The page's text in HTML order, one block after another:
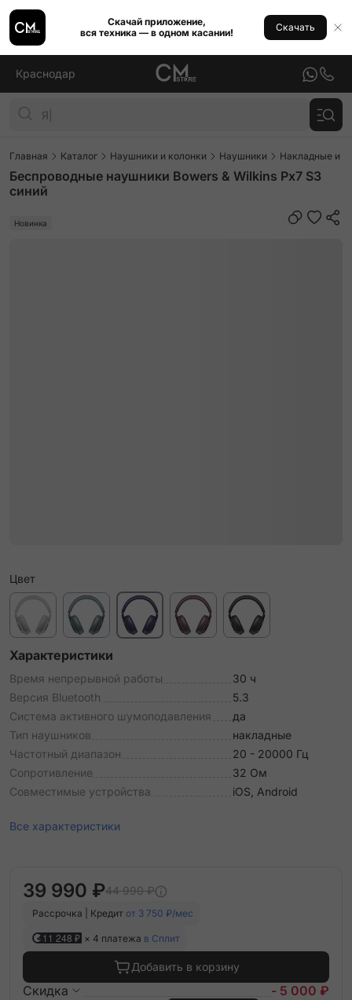
Скачай приложение,
вся техника — в одном касании!
Скачать
Краснодар
Главная Каталог Наушники и колонки Наушники Накладные и
Беспроводные наушники Bowers & Wilkins Px7 S3
синий
Новинка
Цвет
Характеристики
Время непрерывной работы
30 ч
Версия Bluetooth
5.3
Система активного шумоподавления
да
Тип наушников
накладные
Частотный диапазон
20 - 20000 Гц
Сопротивление
32 Ом
Совместимые устройства
iOS, Android
Все характеристики
39 990 ₽44 990 ₽
Рассрочка | Кредит от 3 750 ₽/мес
11 248 ₽ × 4 платежа в Сплит
Добавить в корзину
Скидка - 5 000 ₽